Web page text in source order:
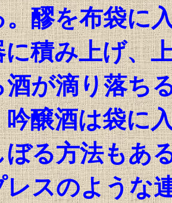
醪を布袋に
積み上げ、
が滴り落ち
醸酒は袋に
る方法もあ
スのような